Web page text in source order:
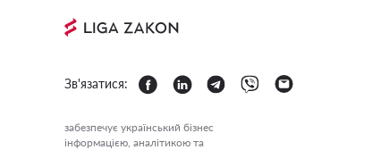
Зв'язатися:
забезпечує український бізнес
інформацією, аналітикою та